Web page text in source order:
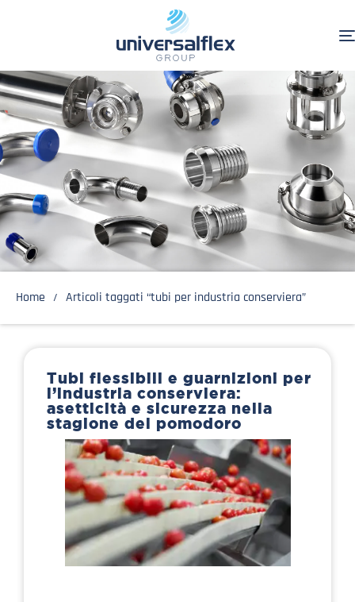
Home Articoli taggati “tubi per industria conserviera”
Tubi flessibili e guarnizioni per
l’industria conserviera:
asetticità e sicurezza nella
stagione del pomodoro